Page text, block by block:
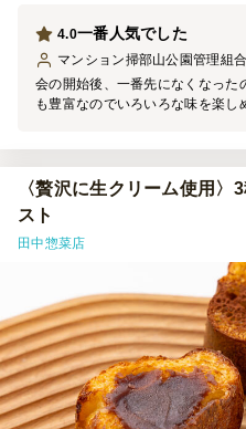
一番人気でした
4.0
マンション掃部山公園管理組
会の開始後、一番先になくなった
も豊富なのでいろいろな味を楽
た。 また今度もお願いしたいと
〈贅沢に生クリーム使用〉
スト
田中惣菜店